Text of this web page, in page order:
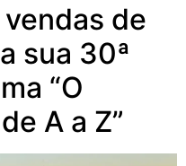
de
sua 30ª
“O
A a Z”